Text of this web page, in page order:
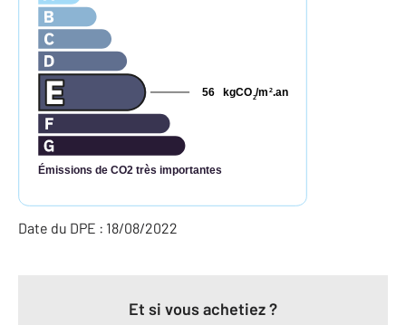
Émissions de CO2 très importantes
kgCO2/m 2.an
56
Date du DPE : 18/08/2022
Et si vous achetiez ?